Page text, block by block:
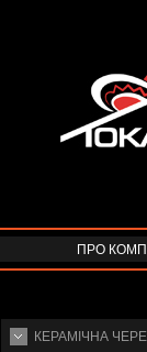
ПРО
КЕРАМІЧНА